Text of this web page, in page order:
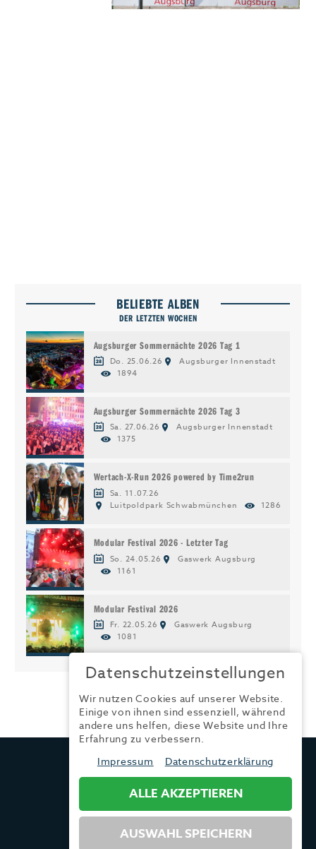
BELIEBTE ALBEN
DER LETZTEN WOCHEN
Augsburger Sommernächte 2026 Tag 1
Do. 25.06.26
Augsburger Innenstadt
1894
Augsburger Sommernächte 2026 Tag 3
Sa. 27.06.26
Augsburger Innenstadt
1375
Wertach-X-Run 2026 powered by Time2run
Sa. 11.07.26
Luitpoldpark Schwabmünchen
1286
Modular Festival 2026 - Letzter Tag
So. 24.05.26
Gaswerk Augsburg
1161
Modular Festival 2026
Fr. 22.05.26
Gaswerk Augsburg
1081
TRENDYONE
Datenschutzeinstellungen
Wir nutzen Cookies auf unserer Website.
Einige von ihnen sind essenziell, während
andere uns helfen, diese Website und Ihre
Erfahrung zu verbessern.
Impressum
Datenschutzerklärung
ALLE AKZEPTIEREN
AUSWAHL SPEICHERN